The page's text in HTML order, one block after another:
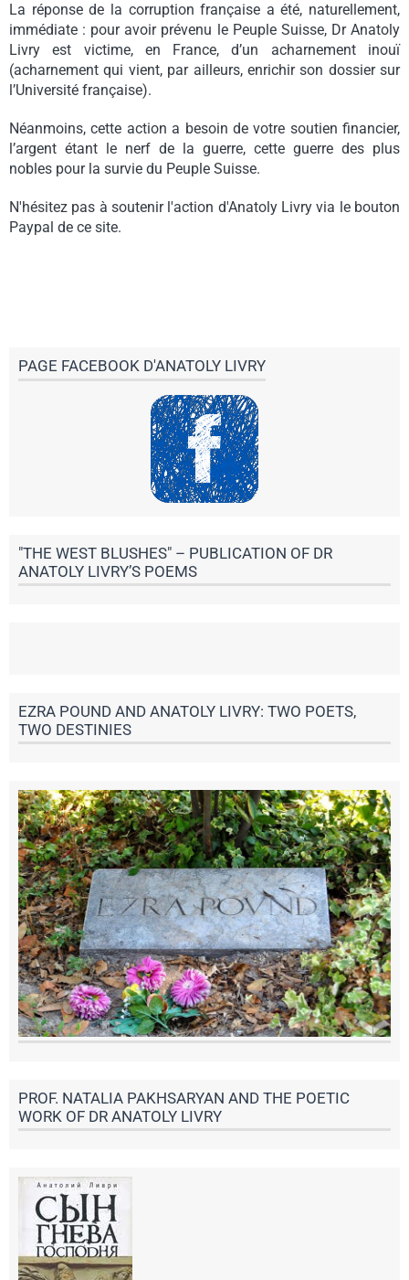
La réponse de la corruption française a été, naturellement,
immédiate : pour avoir prévenu le Peuple Suisse, Dr Anatoly
Livry est victime, en France, d’un acharnement inouï
(acharnement qui vient, par ailleurs, enrichir son dossier sur
l’Université française).
Néanmoins, cette action a besoin de votre soutien financier,
l’argent étant le nerf de la guerre, cette guerre des plus
nobles pour la survie du Peuple Suisse.
N'hésitez pas à soutenir l'action d'Anatoly Livry via le bouton
Paypal de ce site.
PAGE FACEBOOK D'ANATOLY LIVRY
"THE WEST BLUSHES" – PUBLICATION OF DR
ANATOLY LIVRY’S POEMS
EZRA POUND AND ANATOLY LIVRY: TWO POETS,
TWO DESTINIES
PROF. NATALIA PAKHSARYAN AND THE POETIC
WORK OF DR ANATOLY LIVRY